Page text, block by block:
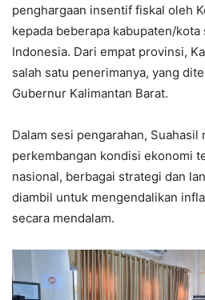
penghargaan insentif fiskal oleh
kepada beberapa kabupaten/
Indonesia. Dari empat provinsi,
salah satu penerimanya, yang
Gubernur Kalimantan Barat.
Dalam sesi pengarahan, Suahasil
perkembangan kondisi ekonomi
nasional, berbagai strategi dan
diambil untuk mengendalikan
secara mendalam.